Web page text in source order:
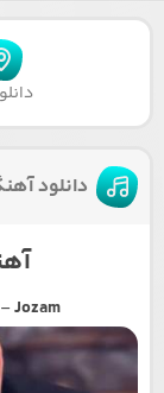
دانلود
Jozam